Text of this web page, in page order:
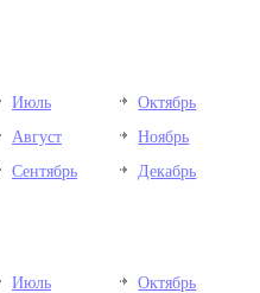
Июль
Август
Сентябрь
Октябрь
Ноябрь
Декабрь
Июль Октябрь